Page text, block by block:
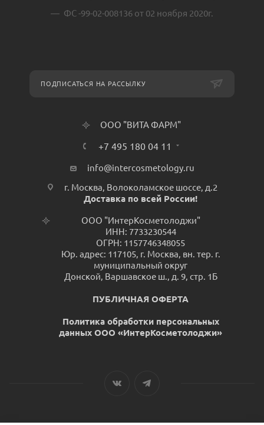
ФС -99-02-008136 от 02 ноября 2020г.
ПОДПИСАТЬСЯ НА РАССЫЛКУ
ООО "ВИТА ФАРМ"
+7 495 180 04 11
info@intercosmetology.ru
г. Москва, Волоколамское шоссе, д.2
Доставка по всей России!
ООО "ИнтерКосметолоджи"
ИНН: 7733230544
ОГРН: 1157746348055
Юр. адрес: 117105, г. Москва, вн. тер. г.
муниципальный округ
Донской, Варшавское ш., д. 9, стр. 1Б
ПУБЛИЧНАЯ ОФЕРТА
Политика обработки персональных
данных ООО «ИнтерКосметолоджи»